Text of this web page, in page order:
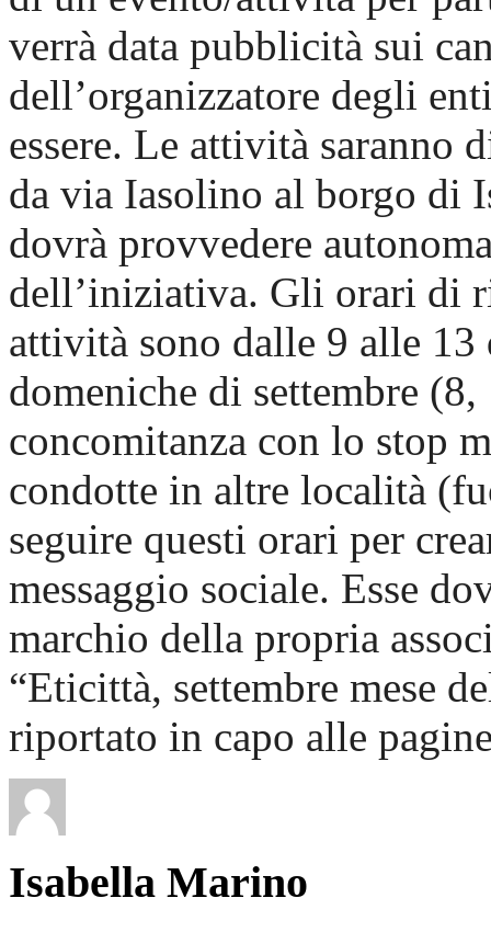
verrà data pubblicità sui
dell’organizzatore degli
essere. Le attività saranno
da via Iasolino al borgo di
dovrà provvedere
dell’iniziativa. Gli orari di
attività sono dalle 9 alle
domeniche di settembre
concomitanza con lo stop
condotte in altre località
seguire questi orari per
messaggio sociale. Esse
marchio della propria
“Eticittà, settembre mese
riportato in capo alle
Isabella Marino